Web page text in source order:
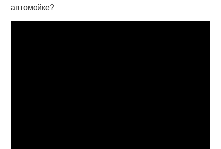
автомойке?